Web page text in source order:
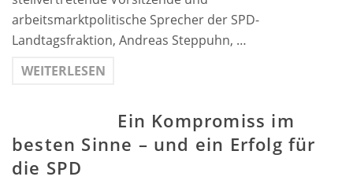
arbeitsmarktpolitische Sprecher der SPD-
Landtagsfraktion, Andreas Steppuhn, …
WEITERLESEN
Ein Kompromiss im
besten Sinne – und ein Erfolg für
die SPD